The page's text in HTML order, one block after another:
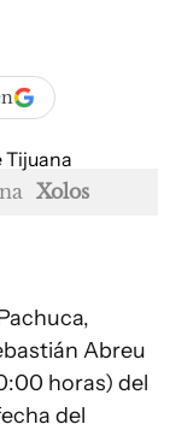
Xolos
Abreu
horas) del
del